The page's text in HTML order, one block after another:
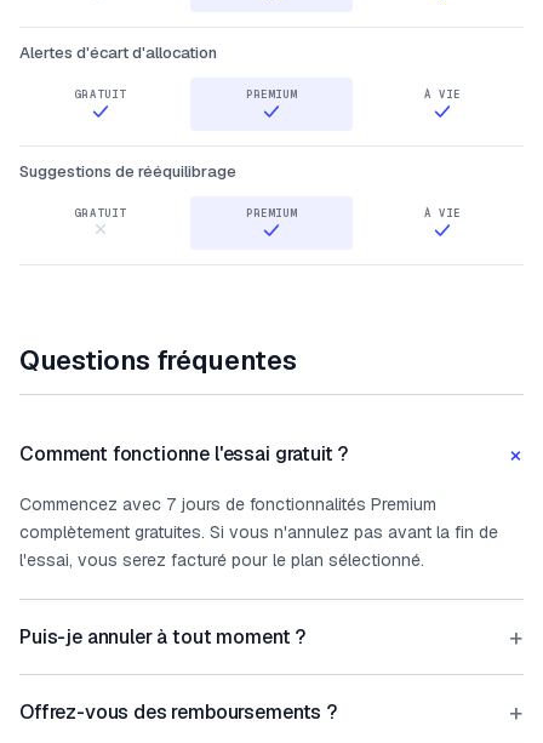
Alertes d'écart d'allocation
Suggestions de rééquilibrage
Questions fréquentes
Comment fonctionne l'essai gratuit ? +
Commencez avec 7 jours de fonctionnalités Premium
complètement gratuites. Si vous n'annulez pas avant la fin de
l'essai, vous serez facturé pour le plan sélectionné.
Puis-je annuler à tout moment ? +
Offrez-vous des remboursements ? +